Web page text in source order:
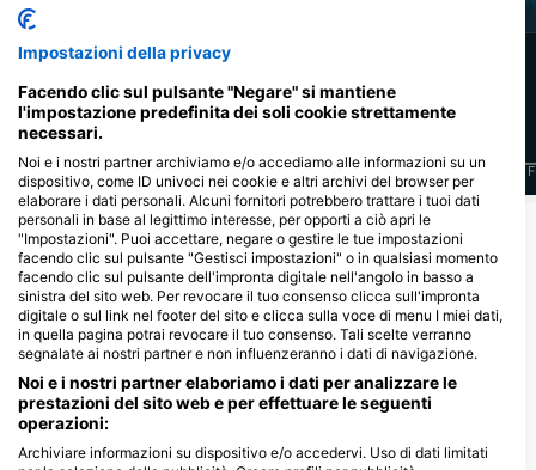
324Avvistamenti
J F M A M J J A S O N D J F M A M J J A S O N D F
Mostra altri animali
Centri d'immersione che riforniscono
questo sito d'immersione
Wanderlust Dive Center
Kaya Perenales 3, 0000 BQ
DivOcean Bonaire
Eustatius E Saba
Impostazioni della privacy
Facendo clic sul pulsante "Negare" si mantiene
l'impostazione predefinita dei soli cookie strettamente
necessari.
Noi e i nostri partner archiviamo e/o accediamo alle informazioni su un
dispositivo, come ID univoci nei cookie e altri archivi del browser per
elaborare i dati personali. Alcuni fornitori potrebbero trattare i tuoi dati
personali in base al legittimo interesse, per opporti a ciò apri le
"Impostazioni". Puoi accettare, negare o gestire le tue impostazioni
facendo clic sul pulsante "Gestisci impostazioni" o in qualsiasi momento
facendo clic sul pulsante dell'impronta digitale nell'angolo in basso a
sinistra del sito web. Per revocare il tuo consenso clicca sull'impronta
digitale o sul link nel footer del sito e clicca sulla voce di menu I miei dati,
in quella pagina potrai revocare il tuo consenso. Tali scelte verranno
segnalate ai nostri partner e non influenzeranno i dati di navigazione.
Noi e i nostri partner elaboriamo i dati per analizzare le
prestazioni del sito web e per effettuare le seguenti
operazioni:
Archiviare informazioni su dispositivo e/o accedervi. Uso di dati limitati